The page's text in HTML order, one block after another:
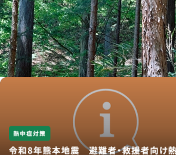
（別ウインドウで開きます）
お知らせ
令和8年熊本地震 避難
対策情報をA-PLATが取
た（別ウインドウで開き